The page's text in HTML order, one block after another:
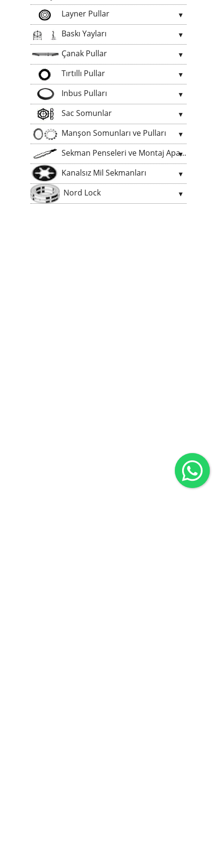
Layner Pullar
Baskı Yayları
Çanak Pullar
Tırtıllı Pullar
Inbus Pulları
Sac Somunlar
Manşon Somunları ve Pulları
Sekman Penseleri ve Montaj Aparatları
Kanalsız Mil Sekmanları
Nord Lock